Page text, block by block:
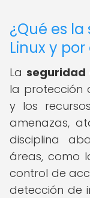
¿Qué es
Linux y
La seguridad
la protección
y los
amenazas,
disciplina
áreas, como
control de
detección de